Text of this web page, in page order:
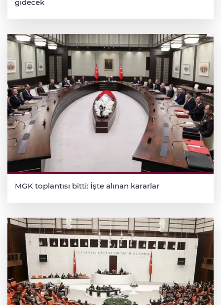
gidecek
MGK toplantısı bitti: İşte alınan kararlar